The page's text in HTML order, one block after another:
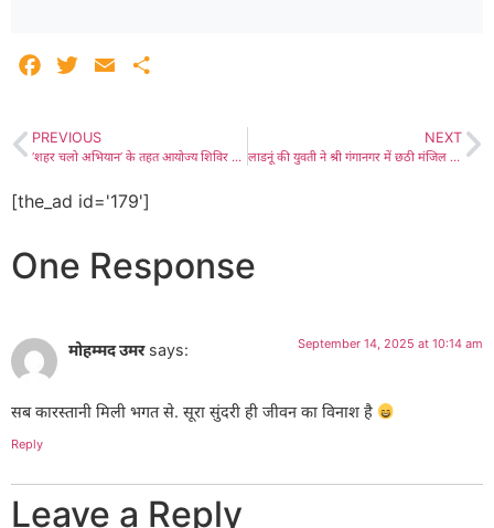
FacebookTwitterEmail
PREVIOUS
‘शहर चलो अभियान’ के तहत आयोज्य शिविर अब 15 के बजाय 17 सितंबर से होंगे प्रारंभ
NEXT
लाडनूं की युवती ने श्री गंगानगर में छठी मंजिल की बालकनी से छलांग लगा कर अपनी जान दी, युवती श्रीगंगानगर के एक युवक के साथ रह रही थी लिव इन रिलेशन में, स्वयं को दंपती बता कर लिया फ्लैट, पुलिस इस सुसाइड के हर पहलु की कर रही जांच, मृतका के मोबाइल की रिकॉर्डिंग की भी होगी पूरी पड़ताल
[the_ad id='179']
One Response
मोहम्मद उमर says: September 14, 2025 at 10:14 am
सब कारस्तानी मिली भगत से. सूरा सुंदरी ही जीवन का विनाश है
Reply
Leave a Reply